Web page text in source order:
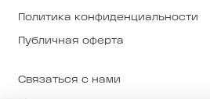
Политика конфиденциальности
Публичная оферта
Связаться с нами